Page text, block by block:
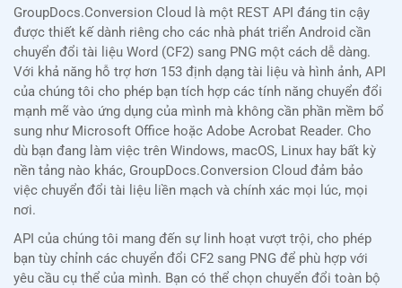
GroupDocs.Conversion Cloud là một REST API đáng tin cậy
được thiết kế dành riêng cho các nhà phát triển Android cần
chuyển đổi tài liệu Word (CF2) sang PNG một cách dễ dàng.
Với khả năng hỗ trợ hơn 153 định dạng tài liệu và hình ảnh, API
của chúng tôi cho phép bạn tích hợp các tính năng chuyển đổi
mạnh mẽ vào ứng dụng của mình mà không cần phần mềm bổ
sung như Microsoft Office hoặc Adobe Acrobat Reader. Cho
dù bạn đang làm việc trên Windows, macOS, Linux hay bất kỳ
nền tảng nào khác, GroupDocs.Conversion Cloud đảm bảo
việc chuyển đổi tài liệu liền mạch và chính xác mọi lúc, mọi
nơi.
API của chúng tôi mang đến sự linh hoạt vượt trội, cho phép
bạn tùy chỉnh các chuyển đổi CF2 sang PNG để phù hợp với
yêu cầu cụ thể của mình. Bạn có thể chọn chuyển đổi toàn bộ